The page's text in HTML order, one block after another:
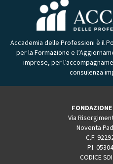
Accademia delle Professioni è il
per la Formazione e
imprese, per
consulenza
Via
Noventa
C.F.
P.I.
CODICE